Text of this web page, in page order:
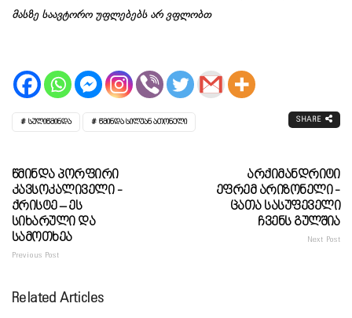
მასზე საავტორო უფლებებს არ ვფლობთ
ᲡᲣᲚᲘᲬᲛᲘᲜᲓᲐ ᲬᲛᲘᲜᲓᲐ ᲡᲘᲚᲣᲐᲜ ᲐᲗᲝᲜᲔᲚᲘ SHARE
Წმინდა Პორფირი
Კავსოკალიველი -
Ქრისტე – Ეს
Სიხარული Და
Სამოთხეა
Previous Post
Არქიმანდრიტი
Ეფრემ Არიზონელი -
Ცათა Სასუფეველი
Ჩვენს Გულშია
Next Post
Related Articles